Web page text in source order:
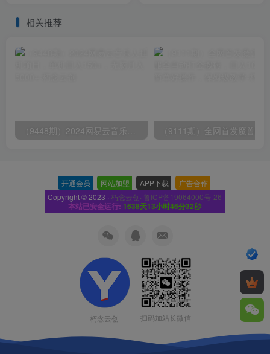
相关推荐
开通会员 网站加盟 APP下载 广告合作
Copyright © 2023 · 朽念云创· 鲁ICP备19064000号-26
本站已安全运行: 1638天13小时46分33秒
朽念云创 扫码加站长微信